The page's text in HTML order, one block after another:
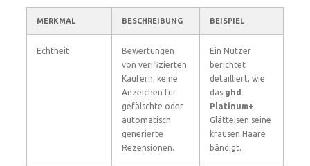
MERKMAL BESCHREIBUNG BEISPIEL
Echtheit
Bewertungen
von verifizierten
Käufern, keine
Anzeichen für
gefälschte oder
automatisch
generierte
Rezensionen.
Ein Nutzer
berichtet
detailliert, wie
das ghd
Platinum+
Glätteisen seine
krausen Haare
bändigt.